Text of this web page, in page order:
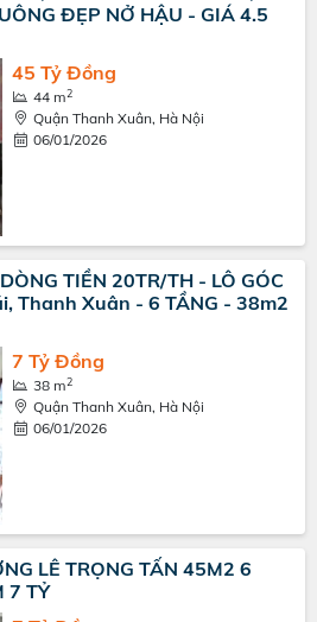
ĐẸP NỞ HẬU - GIÁ 4.5
45 Tỷ Đồng
44 m2
Quận Thanh Xuân, Hà Nội
06/01/2026
TIỀN 20TR/TH - LÔ GÓC
Thanh Xuân - 6 TẦNG - 38m2
7 Tỷ Đồng
38 m2
Quận Thanh Xuân, Hà Nội
06/01/2026
LÊ TRỌNG TẤN 45M2 6
7 TỶ